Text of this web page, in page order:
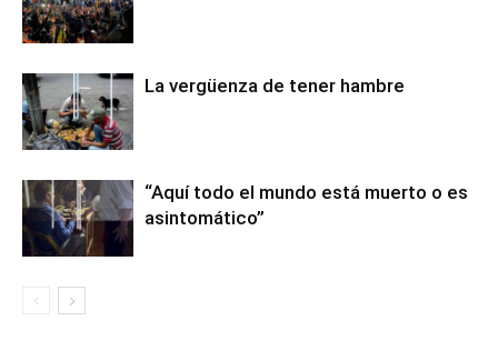
La vergüenza de tener hambre
“Aquí todo el mundo está muerto o es
asintomático”